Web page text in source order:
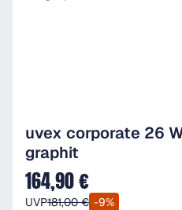
uvex corporate 26
graphit
Verkaufspreis:
164,90 €
UVP181,00 € -9%